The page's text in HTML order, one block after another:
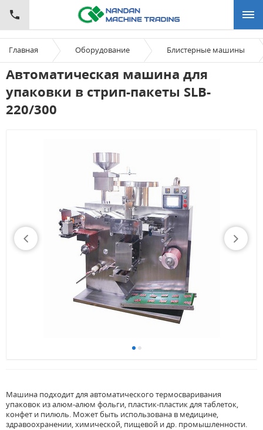
Главная Оборудование Блистерные машины
Автоматическая машина для
упаковки в стрип-пакеты SLB-
220/300
Машина подходит для автоматического термосваривания
упаковок из алюм-алюм фольги, пластик-пластик для таблеток,
конфет и пилюль. Может быть использована в медицине,
здравоохранении, химической, пищевой и др. промышленности.